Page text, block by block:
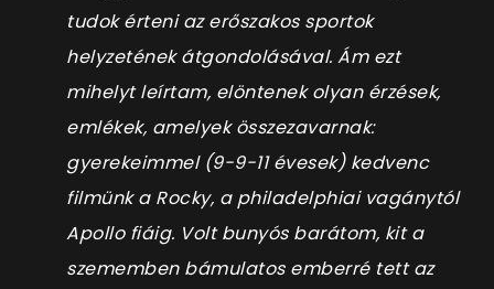
tudok érteni az erőszakos sportok
helyzetének átgondolásával. Ám ezt
mihelyt leírtam, elöntenek olyan érzések,
emlékek, amelyek összezavarnak:
gyerekeimmel (9-9-11 évesek) kedvenc
filmünk a Rocky, a philadelphiai vagánytól
Apollo fiáig. Volt bunyós barátom, kit a
szememben bámulatos emberré tett az